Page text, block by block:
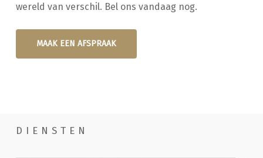
wereld van verschil. Bel ons vandaag nog.
MAAK EEN AFSPRAAK
DIENSTEN